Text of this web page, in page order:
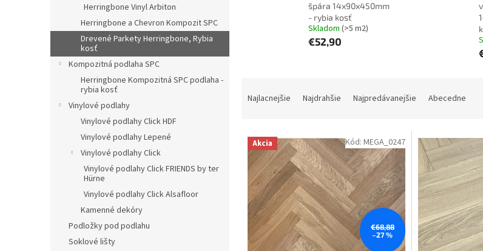
Herringbone Vinyl Arbiton
Herringbone a Chevron Kompozit SPC
Drevené Parkety Herringbone, Rybia
kosť
Kompozitná podlaha SPC
Herringbone Kompozitná SPC podlaha -
rybia kosť
Vinylové podlahy
Vinylové podlahy Click HDF
Vinylové podlahy Lepené
Vinylové podlahy Click
Vinylové podlahy Click FRIENDS by ter
Hürne
Vinylové podlahy Click Alsafloor
Kamenné dekóry
Podložky pod podlahu
Soklové lišty
špára 14x90x450mm
- rybia kosť
Skladom (>5 m2)
€52,90
n
p
Najlacnejšie Najdrahšie Najpredávanejšie Abecedne
V
p
Akcia
€68,88
–27 %
Kód: MEGA_0247